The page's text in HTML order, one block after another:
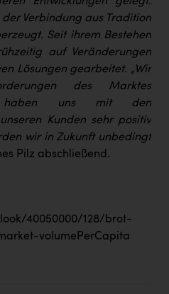
Verbindung aus Tradition
Seit ihrem Bestehen
auf Veränderungen
Lösungen gearbeitet. „Wir
des Marktes
haben uns mit den
Kunden sehr positiv
wir in Zukunft unbedingt
Pilz abschließend.
40050000/128/brot-
volumePerCapita